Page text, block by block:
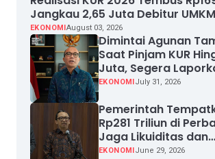
Jangkau 2,65 Juta Debitur UMKM
EKONOMIAugust 03, 2026
Dimintai Agunan
Saat Pinjam KUR
Juta, Segera
EKONOMIJuly 31, 2026
Pemerintah
Rp281 Triliun di
Jaga Likuiditas dan
Pertumbuhan Kredit
EKONOMIJune 29, 2026